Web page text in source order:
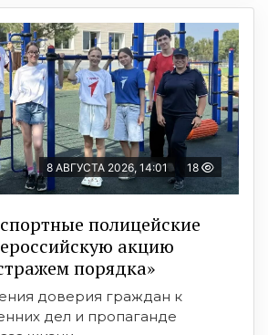
8 АВГУСТА 2026, 14:01 18
полицейские
акцию
порядка»
доверия граждан к
дел и пропаганде